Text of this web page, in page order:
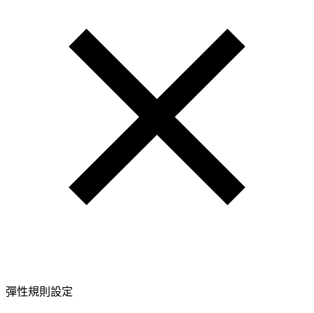
彈性規則設定